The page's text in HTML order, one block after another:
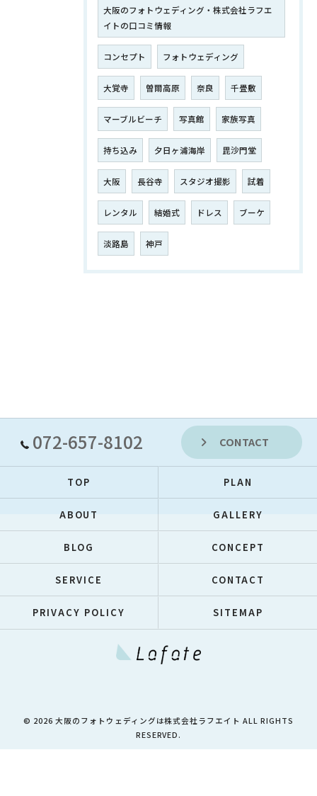
大阪のフォトウェディング・株式会社ラフエ
イトの口コミ情報
コンセプト フォトウェディング
大覚寺 曽爾高原 奈良 千畳敷
マーブルビーチ 写真館 家族写真
持ち込み 夕日ヶ浦海岸 毘沙門堂
大阪 長谷寺 スタジオ撮影 試着
レンタル 結婚式 ドレス ブーケ
淡路島 神戸
072-657-8102 CONTACT
TOP PLAN
ABOUT GALLERY
BLOG CONCEPT
SERVICE CONTACT
PRIVACY POLICY SITEMAP
© 2026 大阪のフォトウェディングは株式会社ラフエイト ALL RIGHTS
RESERVED.